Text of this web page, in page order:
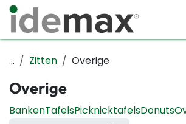
Overslaan naar inhoud
... Zitten Overige
Overige
BankenTafelsPicknicktafelsDonuts